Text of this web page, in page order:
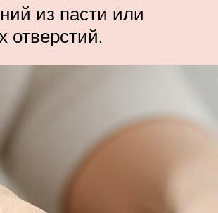
из пасти или
отверстий.